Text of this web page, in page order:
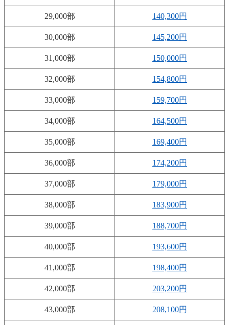
29,000部 140,300円
30,000部 145,200円
31,000部 150,000円
32,000部 154,800円
33,000部 159,700円
34,000部 164,500円
35,000部 169,400円
36,000部 174,200円
37,000部 179,000円
38,000部 183,900円
39,000部 188,700円
40,000部 193,600円
41,000部 198,400円
42,000部 203,200円
43,000部 208,100円